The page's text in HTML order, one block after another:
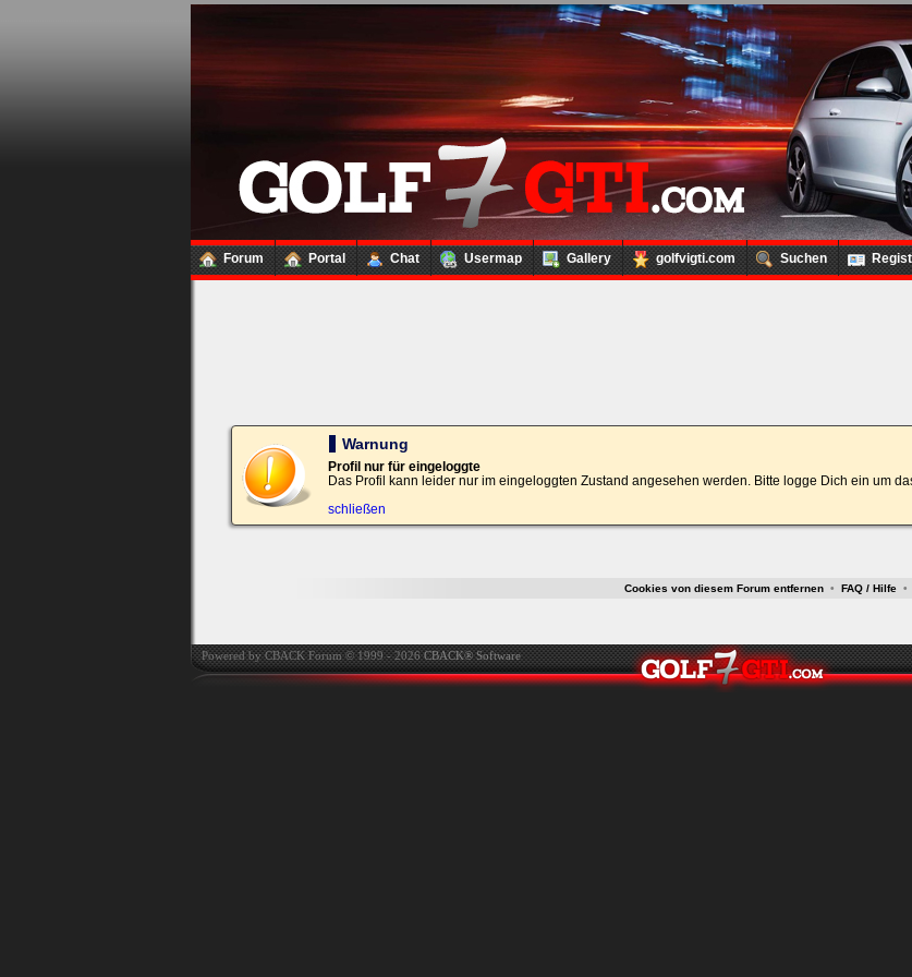
Forum Portal Chat Usermap Gallery golfvigti.com Suchen
Loginbox
Trage
bitte
in
die
nachfolgenden
Felder
Deinen
Benutzernamen
und
Kennwort
ein,
um
Bei jedem Besuch
automatisch einloggen.
Warnung
Profil nur für eingeloggte
Das Profil kann leider nur im eingeloggten Zustand angesehen werden. Bitte logge Dich ein um
schließen
Cookies von diesem Forum entfernen • FAQ / Hilfe •
Powered by CBACK Forum © 1999 - 2026CBACK® Software